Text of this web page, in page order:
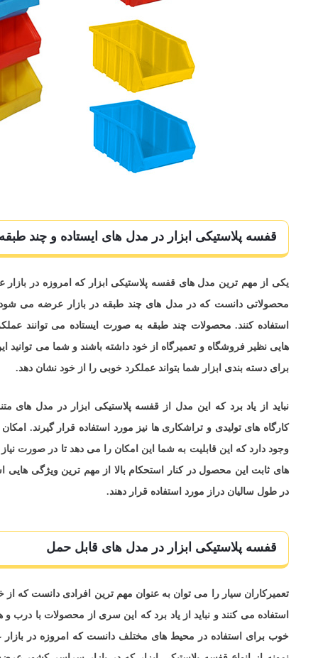
قفسه پلاستیکی ابزار در مدل های ایستاده و چند
یکی از مهم ترین مدل های قفسه پلاستیکی ابزار که امروزه در
محصولاتی دانست که در مدل های چند طبقه در بازار عرضه می
استفاده کنند. محصولات چند طبقه به صورت ایستاده می توانند
هایی نظیر فروشگاه و تعمیرگاه از خود داشته باشند و شما می
برای دسته بندی ابزار شما بتواند عملکرد خوبی را از خود نشان دهد.
نباید از یاد برد که این مدل از قفسه پلاستیکی ابزار در مدل
کارگاه های تولیدی و تراشکاری ها نیز مورد استفاده قرار گیرند.
وجود دارد که این قابلیت به شما این امکان را می دهد تا در صورت نیاز
های ثابت این محصول در کنار استحکام بالا از مهم ترین ویژگی
در طول سالیان دراز مورد استفاده قرار دهند.
قفسه پلاستیکی ابزار در مدل های قابل حمل
تعمیرکاران سیار را می توان به عنوان مهم ترین افرادی دانست که
استفاده می کنند و نباید از یاد برد که این سری از محصولات با
خوب برای استفاده در محیط های مختلف دانست که امروزه در